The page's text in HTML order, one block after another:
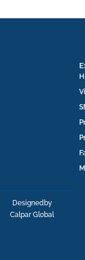
Designedby
Calpar Global